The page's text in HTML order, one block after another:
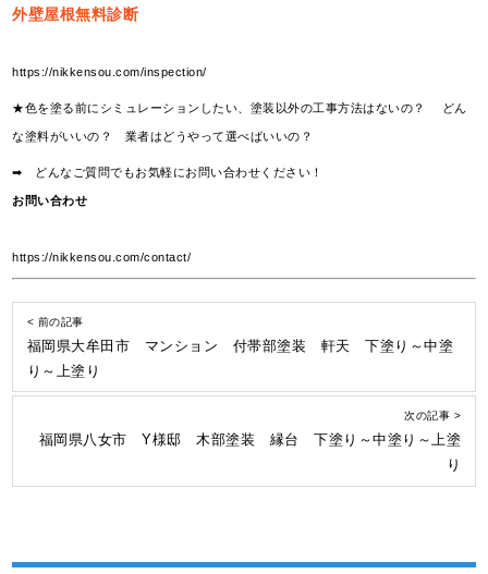
外壁屋根無料診断
https://nikkensou.com/inspection/
★色を塗る前にシミュレーションしたい、塗装以外の工事方法はないの？ どん
な塗料がいいの？ 業者はどうやって選べばいいの？
➡ どんなご質問でもお気軽にお問い合わせください！
お問い合わせ
https://nikkensou.com/contact/
< 前の記事
福岡県大牟田市 マンション 付帯部塗装 軒天 下塗り～中塗
り～上塗り
次の記事 >
福岡県八女市 Y様邸 木部塗装 縁台 下塗り～中塗り～上塗
り